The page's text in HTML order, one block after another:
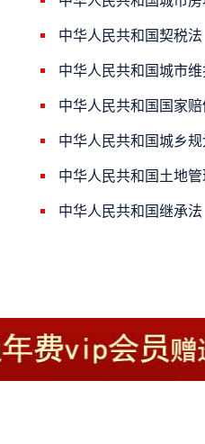
中华人民共和国契税法
中华人民共和国城市
中华人民共和国国家赔
中华人民共和国城乡规
中华人民共和国土地管
中华人民共和国继承法